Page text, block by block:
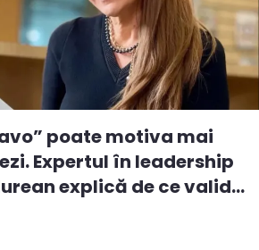
poate motiva mai
Expertul în leadership
explică de ce valid...